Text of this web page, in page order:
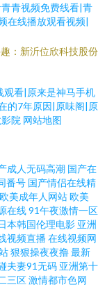
青视频免费线看|青
在线播放观看视频|
：新沂位欣科技股份
观看|原来是神马手机
的7年原因|原味阁|原
院 网站地图
女人的天堂网 国产
社福利在线 黄色亚
国产一区91在线 国
片a片 中文字幕第一
成人无码高潮 国产在
番号 国产情侣在线精
欧美成年人网站欧美
在线91午夜激情一区
本韩国伦理电影 亚洲
视频直播在线视频网
狠狠操夜夜撸最新
夫妻91无码 亚洲第十
三区激情都市色网